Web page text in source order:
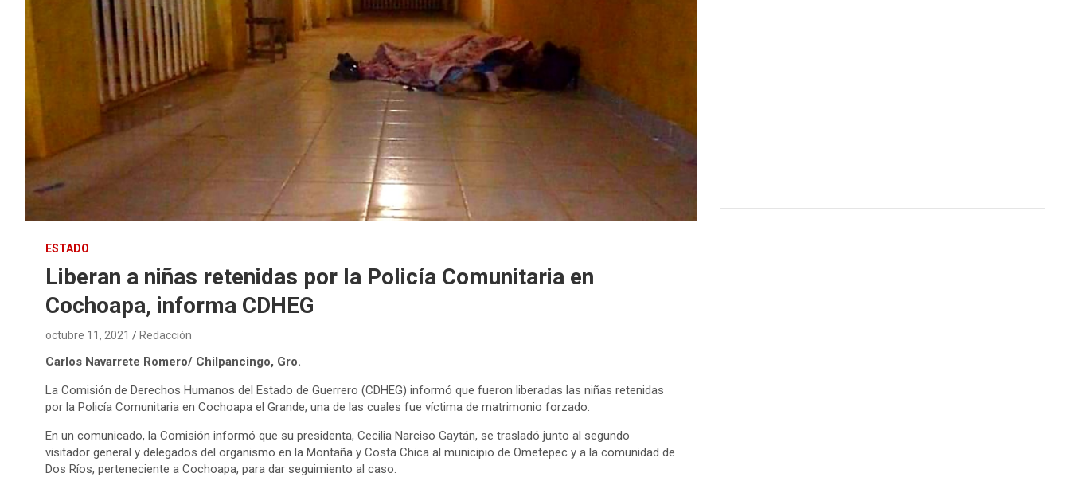
ESTADO
Liberan a niñas retenidas por la Policía Comunitaria en
Cochoapa, informa CDHEG
octubre 11, 2021 Redacción
Carlos Navarrete Romero/ Chilpancingo, Gro.
La Comisión de Derechos Humanos del Estado de Guerrero (CDHEG) informó que fueron liberadas las niñas retenidas
por la Policía Comunitaria en Cochoapa el Grande, una de las cuales fue víctima de matrimonio forzado.
En un comunicado, la Comisión informó que su presidenta, Cecilia Narciso Gaytán, se trasladó junto al segundo
visitador general y delegados del organismo en la Montaña y Costa Chica al municipio de Ometepec y a la comunidad de
Dos Ríos, perteneciente a Cochoapa, para dar seguimiento al caso.